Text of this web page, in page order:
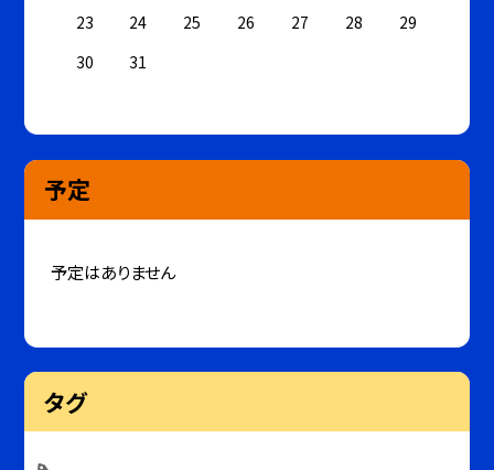
23
24 25 26 27 28
29
30
31
予定
予定はありません
タグ